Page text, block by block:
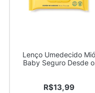
Lenço Umedecido Mió
Baby Seguro Desde o
R$13,99